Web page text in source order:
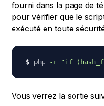
fourni dans la page de
pour vérifier que le
exécuté en toute
php -r "if
Vous verrez la sortie